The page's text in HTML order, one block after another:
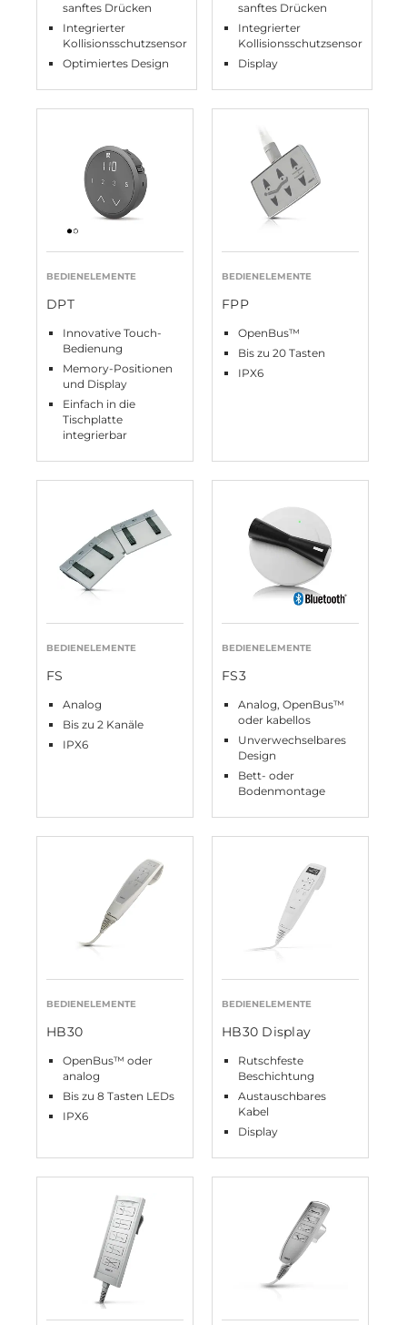
sanftes Drücken
Integrierter
Kollisionsschutzsensor
Optimiertes Design
sanftes Drücken
Integrierter
Kollisionsschutzsensor
Display
BEDIENELEMENTE
DPT
Innovative Touch-
Bedienung
Memory-Positionen
und Display
Einfach in die
Tischplatte
integrierbar
BEDIENELEMENTE
FPP
OpenBus™
Bis zu 20 Tasten
IPX6
BEDIENELEMENTE
FS
Analog
Bis zu 2 Kanäle
IPX6
BEDIENELEMENTE
FS3
Analog, OpenBus™
oder kabellos
Unverwechselbares
Design
Bett- oder
Bodenmontage
BEDIENELEMENTE
HB30
OpenBus™ oder
analog
Bis zu 8 Tasten LEDs
IPX6
BEDIENELEMENTE
HB30 Display
Rutschfeste
Beschichtung
Austauschbares
Kabel
Display